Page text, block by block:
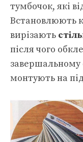
тумбочок, які
Встановлюють
вирізають
після чого
завершальному
монтують на